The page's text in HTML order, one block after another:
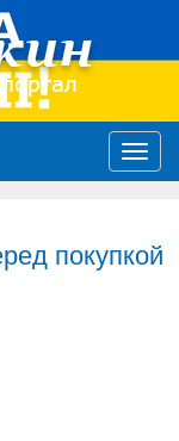
покупкой